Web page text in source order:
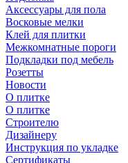
Аксессуары для пола
Восковые мелки
Клей для плитки
Межкомнатные пороги
Подкладки под мебель
Розетты
Новости
О плитке
О плитке
Строителю
Дизайнеру
Инструкция по укладке
Сертификаты